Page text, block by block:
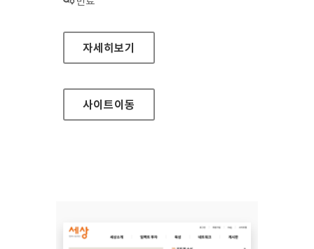
세상 SK프로보노 홈페이지
자세히보기
사이트이동